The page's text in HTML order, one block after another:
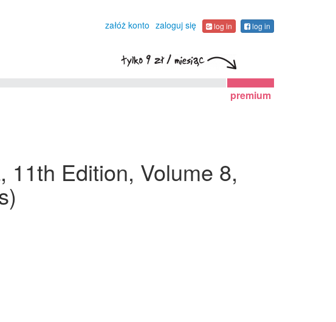
załóż konto zaloguj się log in log in
premium
11th Edition, Volume 8,